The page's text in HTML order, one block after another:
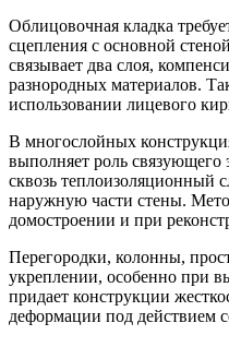
Облицовочная кладка
сцепления с основной
связывает два слоя,
разнородных материалов.
использовании лицевого
В многослойных
выполняет роль связующего
сквозь теплоизоляционный
наружную части стены.
домостроении и при
Перегородки, колонны,
укреплении, особенно при
придает конструкции
деформации под действием